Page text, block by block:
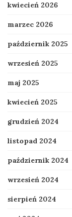
kwiecień 2026
marzec 2026
październik 2025
wrzesień 2025
maj 2025
kwiecień 2025
grudzień 2024
listopad 2024
październik 2024
wrzesień 2024
sierpień 2024